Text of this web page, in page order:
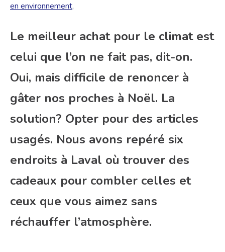
en environnement,
Le meilleur achat pour le climat est
celui que l’on ne fait pas, dit-on.
Oui, mais difficile de renoncer à
gâter nos proches à Noël. La
solution? Opter pour des articles
usagés. Nous avons repéré six
endroits à Laval où trouver des
cadeaux pour combler celles et
ceux que vous aimez sans
réchauffer l’atmosphère.